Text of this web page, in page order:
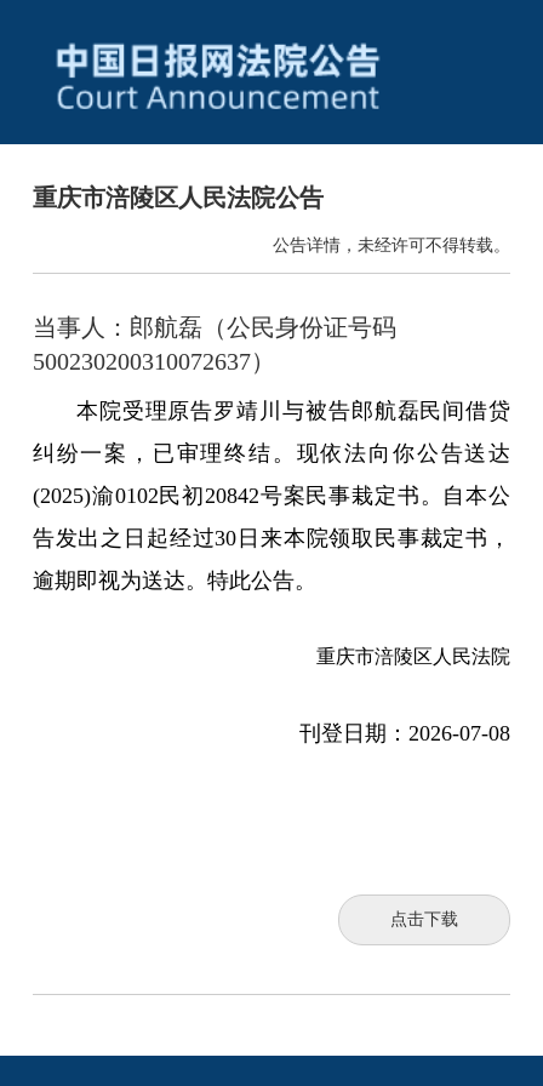
重庆市涪陵区人民法院公告
公告详情，未经许可不得转载。
当事人：郎航磊（公民身份证号码
500230200310072637）
本院受理原告罗靖川与被告郎航磊民间借贷
纠纷一案，已审理终结。现依法向你公告送达
(2025)渝0102民初20842号案民事栽定书。自本公
告发出之日起经过30日来本院领取民事裁定书，
逾期即视为送达。特此公告。
重庆市涪陵区人民法院
刊登日期：2026-07-08
点击下载